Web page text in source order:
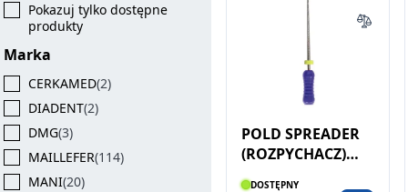
Pokazuj tylko dostępne
produkty
Marka
CERKAMED(2)
DIADENT(2)
DMG(3)
MAILLEFER(114)
MANI(20)
POLD SPREADER
(ROZPYCHACZ)
2SZT 10 (F14)
DOSTĘPNY